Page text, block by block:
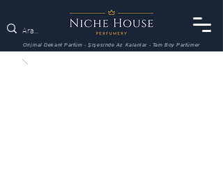
Orijinal Dekant Parfüm - Şişesinde Az Kalanlar - Tam Boy Parfümer